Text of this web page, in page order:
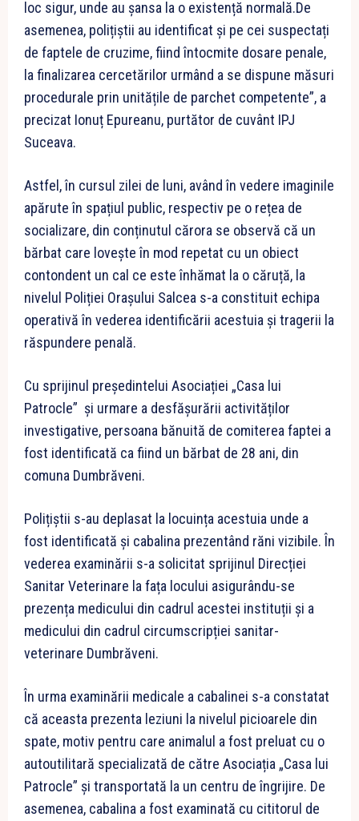
loc sigur, unde au șansa la o existență normală.De
asemenea, polițiștii au identificat și pe cei suspectați
de faptele de cruzime, fiind întocmite dosare penale,
la finalizarea cercetărilor urmând a se dispune măsuri
procedurale prin unitățile de parchet competente”, a
precizat Ionuț Epureanu, purtător de cuvânt IPJ
Suceava.
Astfel, în cursul zilei de luni, având în vedere imaginile
apărute în spațiul public, respectiv pe o rețea de
socializare, din conținutul cărora se observă că un
bărbat care lovește în mod repetat cu un obiect
contondent un cal ce este înhămat la o căruță, la
nivelul Poliției Orașului Salcea s-a constituit echipa
operativă în vederea identificării acestuia și tragerii la
răspundere penală.
Cu sprijinul președintelui Asociației „Casa lui
Patrocle” și urmare a desfășurării activităților
investigative, persoana bănuită de comiterea faptei a
fost identificată ca fiind un bărbat de 28 ani, din
comuna Dumbrăveni.
Polițiștii s-au deplasat la locuința acestuia unde a
fost identificată și cabalina prezentând răni vizibile. În
vederea examinării s-a solicitat sprijinul Direcției
Sanitar Veterinare la fața locului asigurându-se
prezența medicului din cadrul acestei instituții și a
medicului din cadrul circumscripției sanitar-
veterinare Dumbrăveni.
În urma examinării medicale a cabalinei s-a constatat
că aceasta prezenta leziuni la nivelul picioarele din
spate, motiv pentru care animalul a fost preluat cu o
autoutilitară specializată de către Asociația „Casa lui
Patrocle” și transportată la un centru de îngrijire. De
asemenea, cabalina a fost examinată cu cititorul de